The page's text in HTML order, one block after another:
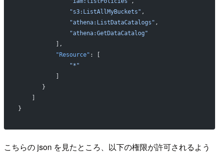
               "s3:ListAllMyBuckets"
,
               "athena:ListDataCatalogs"
,
               "athena:GetDataCatalog"
           ],
           "Resource"
: [
               "*"
           ]
       }
    ]
}
こちらの json を見たところ、以下の権限が許可されるよう